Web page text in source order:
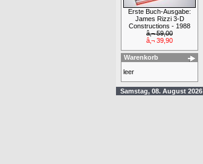
Erste Buch-Ausgabe:
James Rizzi 3-D
Constructions - 1988
â‚¬ 59,00
â‚¬ 39,90
Warenkorb
leer
Samstag, 08. August 2026